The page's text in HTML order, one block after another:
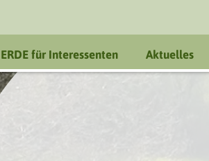
ERDE für Interessenten Aktuelles